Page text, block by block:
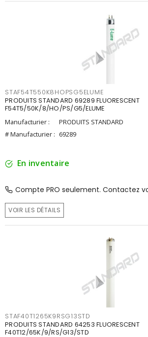
STAF54T550K8HOPSG5ELUME
PRODUITS STANDARD 69289 FLUORESCENT
F54T5/50K/8/HO/PS/G5/ELUME
Manufacturier :
PRODUITS STANDARD
# Manufacturier : 69289
En inventaire
Compte PRO seulement. Contactez
VOIR LES DÉTAILS
STAF40T1265K9RSG13STD
PRODUITS STANDARD 64253 FLUORESCENT
F40T12/65K/9/RS/G13/STD